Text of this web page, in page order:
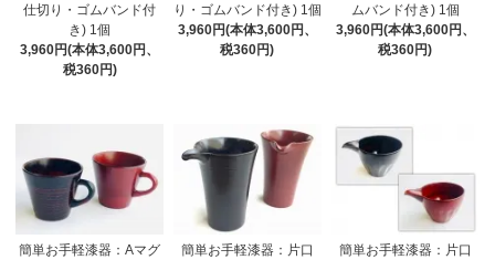
仕切り・ゴムバンド付
き) 1個
3,960円(本体3,600円、
税360円)
り・ゴムバンド付き) 1個
3,960円(本体3,600円、
税360円)
ムバンド付き) 1個
3,960円(本体3,600円、
税360円)
簡単お手軽漆器：Aマグ
簡単お手軽漆器：片口
簡単お手軽漆器：片口